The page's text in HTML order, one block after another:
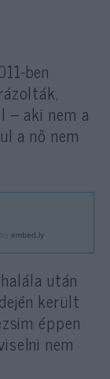
ben
aki nem a
a nő nem
halála után
került
éppen
nem